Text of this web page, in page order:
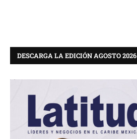
DESCARGA LA EDICIÓN AGOSTO 2026